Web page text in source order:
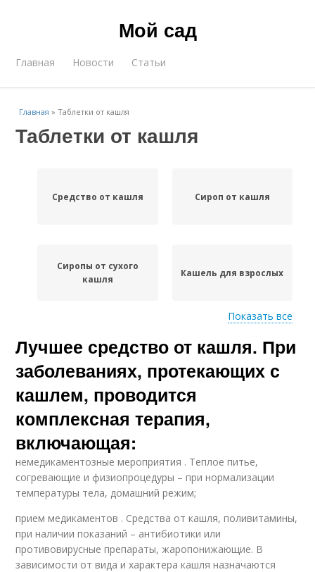
Мой сад
Главная Новости Статьи
Главная »Таблетки от кашля
Таблетки от кашля
Средство от кашля Сироп от кашля
Сиропы от сухого
кашля
Кашель для взрослых
Средства от кашля Лекарство от кашля
Показать все
Лучшее средство от кашля. При
заболеваниях, протекающих с
кашлем, проводится
комплексная терапия,
включающая:
немедикаментозные мероприятия . Теплое питье,
согревающие и физиопроцедуры – при нормализации
температуры тела, домашний режим;
прием медикаментов . Средства от кашля, поливитамины,
при наличии показаний – антибиотики или
противовирусные препараты, жаропонижающие. В
зависимости от вида и характера кашля назначаются